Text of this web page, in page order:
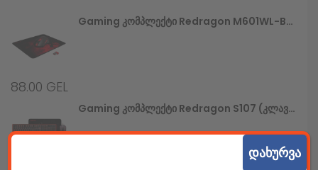
Gaming Კომპლექტი Redragon M601WL-BA (უსადენო Მაუსი+მაუსპადი)
88.00 GEL
Gaming Კომპლექტი Redragon S107 (კლავიატურა+მაუსი+მაუსპადი)
დახურვა